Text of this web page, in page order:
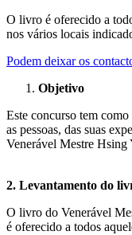
O livro é oferecido a
nos vários locais
Podem deixar os
Objetivo
Este concurso tem
as pessoas, das suas
Venerável Mestre Hsing
2. Levantamento do
O livro do Venerável
é oferecido a todos